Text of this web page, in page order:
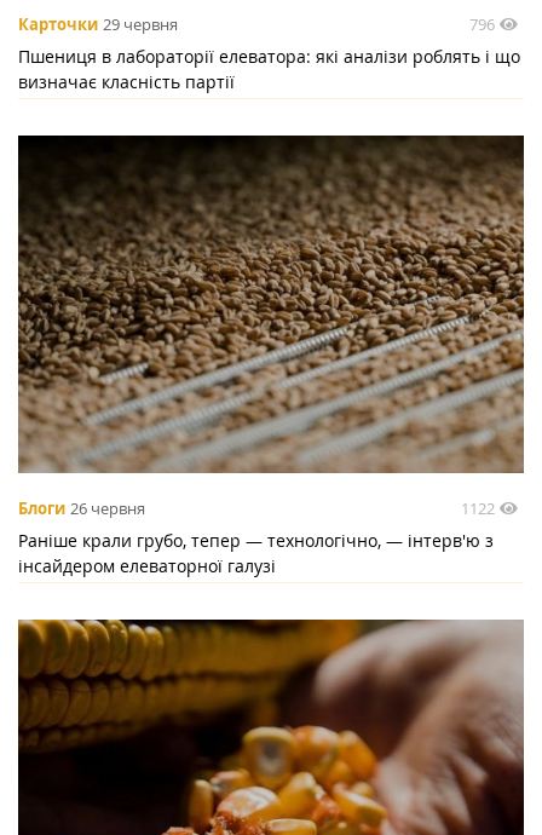
Карточки 29 червня 796
Пшениця в лабораторії елеватора: які аналізи роблять і що
визначає класність партії
Блоги 26 червня 1122
Раніше крали грубо, тепер — технологічно, — інтерв'ю з
інсайдером елеваторної галузі